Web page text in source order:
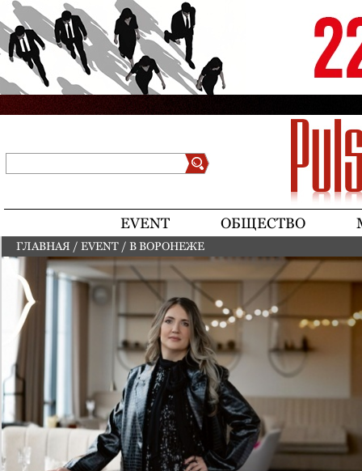
Jump to navigation
EVENT ОБЩЕСТВО
ВЫ ЗДЕСЬ
ГЛАВНАЯ / EVENT / В ВОРОНЕЖЕ